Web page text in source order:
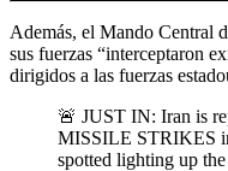
Además, el Mando Central
sus fuerzas “interceptaron
dirigidos a las fuerzas
🚨 JUST IN: Iran is
MISSILE STRIKES
spotted lighting up